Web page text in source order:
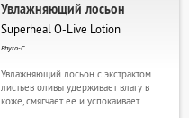
Увлажняющий лосьон
Superheal O-Live Lotion
Phyto-C
Увлажняющий лосьон с экстрактом
листьев оливы удерживает влагу в
коже, смягчает ее и успокаивает